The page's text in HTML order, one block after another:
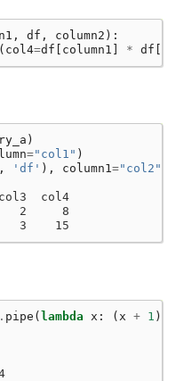
, df , column2 ):
( col4=df column1 * df
)
="col1" )
, 'df' ), column1="col2"
col4
2     8
3    15
. pipe (lambda x : ( x + 1 )